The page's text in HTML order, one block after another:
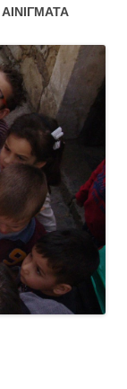
ΑΙΝΙΓΜΑΤΑ